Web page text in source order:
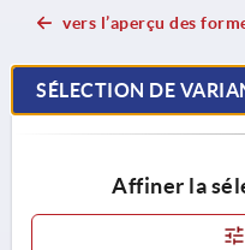
vers l’aperçu des
SÉLECTION DE
Affiner la